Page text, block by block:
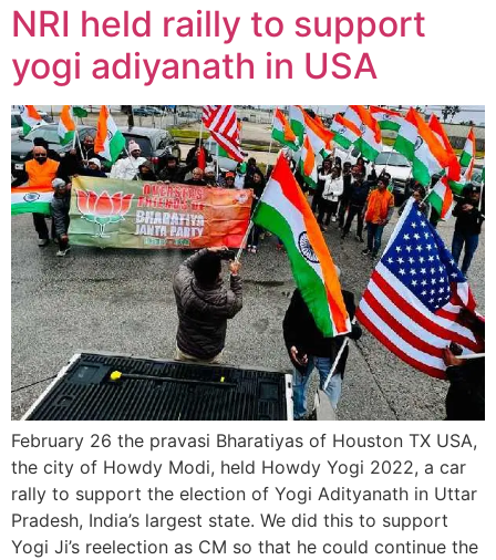
NRI held railly to support
yogi adiyanath in USA
February 26 the pravasi Bharatiyas of Houston TX USA,
the city of Howdy Modi, held Howdy Yogi 2022, a car
rally to support the election of Yogi Adityanath in Uttar
Pradesh, India’s largest state. We did this to support
Yogi Ji’s reelection as CM so that he could continue the